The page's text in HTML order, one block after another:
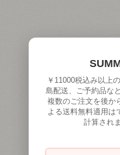
￥11000税込み以上
島配送、ご予約品な
複数のご注文を後か
よる送料無料適用は
計算され